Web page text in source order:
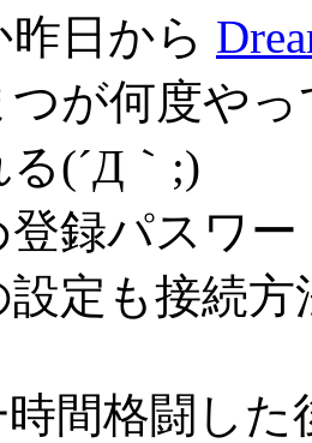
日から
つが何度や
(´Д｀;)
登録パスワ
設定も接続
間格闘し